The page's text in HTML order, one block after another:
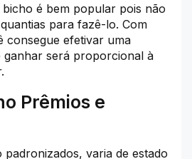
é bem popular pois não
para fazê-lo. Com
consegue efetivar uma
ganhar será proporcional à
Prêmios e
padronizados, varia de estado